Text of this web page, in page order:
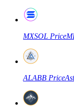
Фьючерсы на
MXSOL Price
ALABB Price